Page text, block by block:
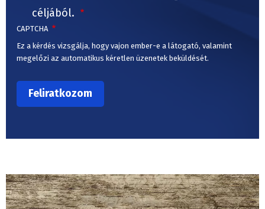
céljából.
CAPTCHA
Ez a kérdés vizsgálja, hogy vajon ember-e a látogató, valamint
megelőzi az automatikus kéretlen üzenetek beküldését.